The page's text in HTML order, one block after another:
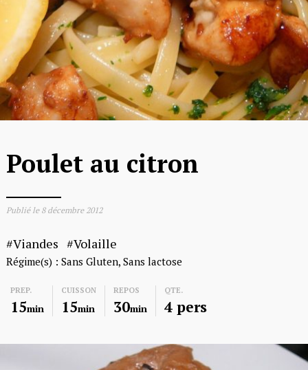
Poulet au citron
Publié le 8 décembre 2012
Viandes Volaille
Régime(s) : Sans Gluten Sans lactose
PREP.
15min
CUISSON
15min
REPOS
30min
QTE.
4 pers